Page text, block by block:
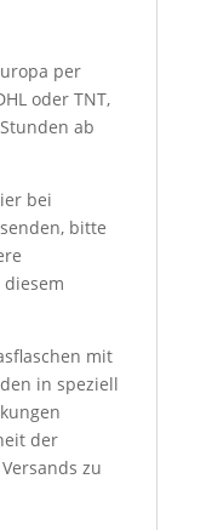
per
oder TNT,
ab
bei
bitte
mit
in speziell
der
zu